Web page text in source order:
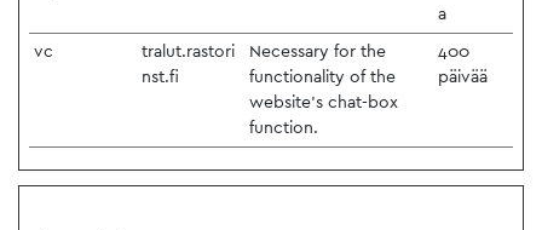
a
vc
tralut.rastori
nst.fi
Necessary for the
functionality of the
website's chat-box
function.
400
päivää